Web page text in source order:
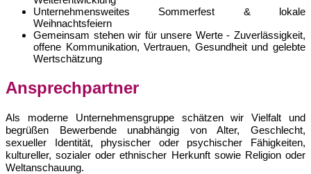
Unternehmensweites Sommerfest & lokale
Weihnachtsfeiern
Gemeinsam stehen wir für unsere Werte - Zuverlässigkeit,
offene Kommunikation, Vertrauen, Gesundheit und gelebte
Wertschätzung
Ansprechpartner
Als moderne Unternehmensgruppe schätzen wir Vielfalt und
begrüßen Bewerbende unabhängig von Alter, Geschlecht,
sexueller Identität, physischer oder psychischer Fähigkeiten,
kultureller, sozialer oder ethnischer Herkunft sowie Religion oder
Weltanschauung.